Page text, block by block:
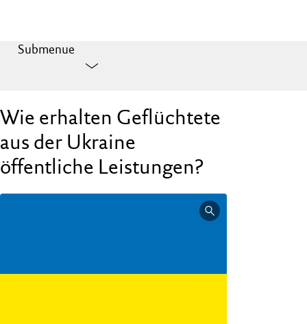
Submenue
Wie erhalten Geflüchtete
aus der Ukraine
öffentliche Leistungen?